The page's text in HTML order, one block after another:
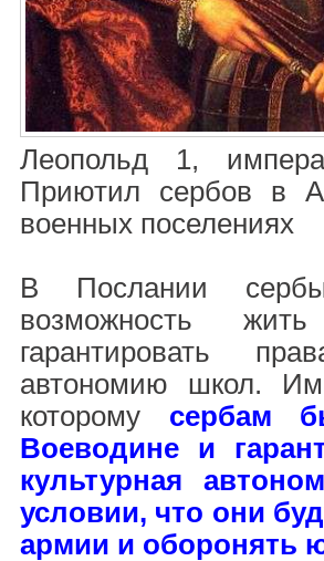
Леопольд 1,
Приютил сербов в
военных поселениях
В Послании
возможность
гарантировать
автономию школ.
которому сербам
Воеводине и
культурная
условии, что они
армии и оборонять